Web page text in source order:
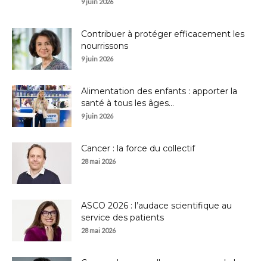
Contribuer à protéger efficacement les
nourrissons
9 juin 2026
Alimentation des enfants : apporter la
santé à tous les âges...
9 juin 2026
Cancer : la force du collectif
28 mai 2026
ASCO 2026 : l’audace scientifique au
service des patients
28 mai 2026